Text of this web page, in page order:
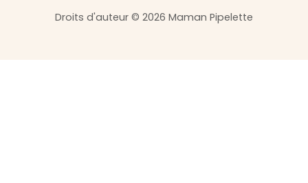
Droits d'auteur © 2026 Maman Pipelette